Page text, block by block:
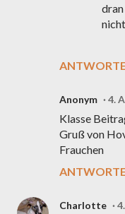
Anonym 4.
Klasse
Gruß von
Frauchen
Charlotte